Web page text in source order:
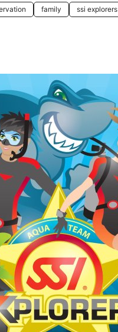
family ssi explorers